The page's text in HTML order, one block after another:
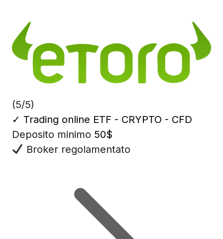
(5/5)
✓ Trading online ETF - CRYPTO - CFD
Deposito minimo 50$
Broker regolamentato